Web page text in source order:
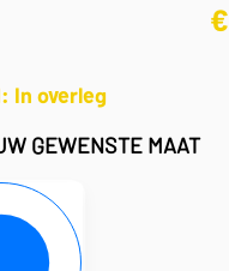
€
In overleg
GEWENSTE MAAT
cm
eenheid